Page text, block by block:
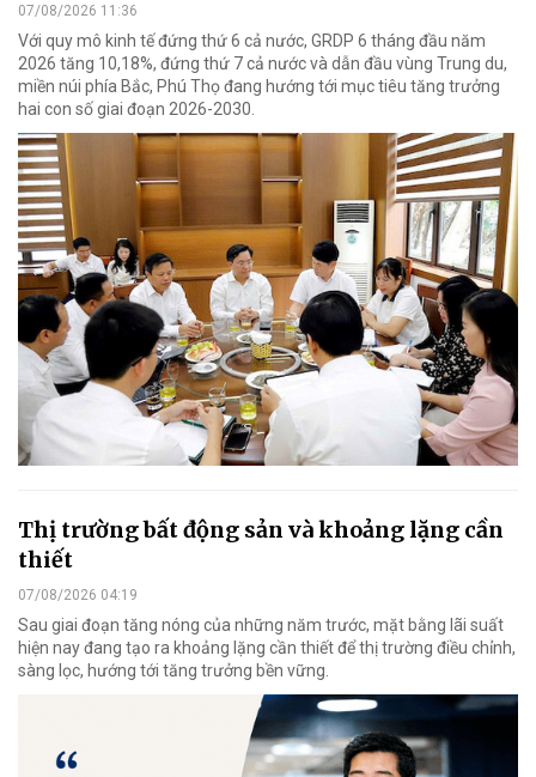
07/08/2026 11:36
Với quy mô kinh tế đứng thứ 6 cả nước, GRDP 6 tháng đầu năm
2026 tăng 10,18%, đứng thứ 7 cả nước và dẫn đầu vùng Trung du,
miền núi phía Bắc, Phú Thọ đang hướng tới mục tiêu tăng trưởng
hai con số giai đoạn 2026-2030.
Thị trường bất động sản và khoảng lặng cần
thiết
07/08/2026 04:19
Sau giai đoạn tăng nóng của những năm trước, mặt bằng lãi suất
hiện nay đang tạo ra khoảng lặng cần thiết để thị trường điều chỉnh,
sàng lọc, hướng tới tăng trưởng bền vững.